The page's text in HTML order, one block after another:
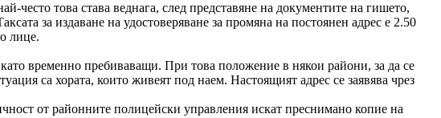
често това става веднага, след представяне на документите на гишето,
за издаване на удостоверяване за промяна на постоянен адрес е 2.50
лице.
временно пребиваващи. При това положение в някои райони, за да се
са хората, които живеят под наем. Настоящият адрес се заявява чрез
от районните полицейски управления искат преснимано копие на